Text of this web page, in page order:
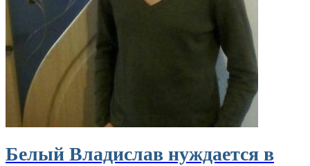
Белый Владислав нуждается в